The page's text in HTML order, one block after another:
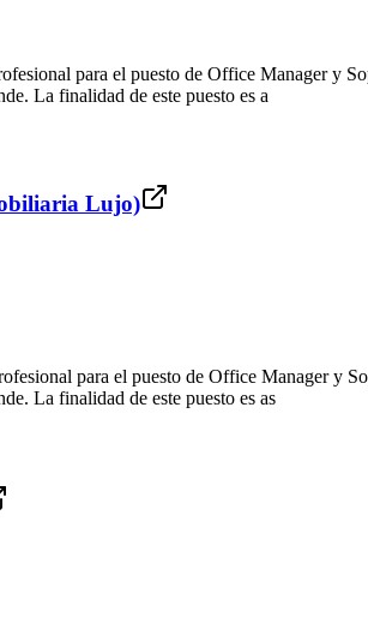
para el puesto de Office Manager y
La finalidad de este puesto es a
Lujo)
para el puesto de Office Manager y
La finalidad de este puesto es as